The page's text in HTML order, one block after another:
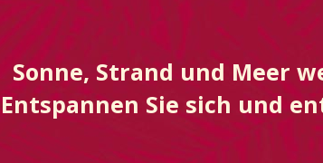
Sonne, Strand und Meer
Entspannen Sie sich und